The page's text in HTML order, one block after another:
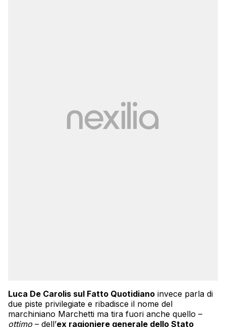
Luca De Carolis sul Fatto Quotidiano invece parla di
due piste privilegiate e ribadisce il nome del
marchiniano Marchetti ma tira fuori anche quello –
ottimo – dell’ex ragioniere generale dello Stato